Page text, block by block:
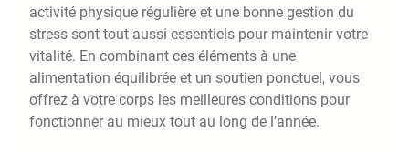
activité physique régulière et une bonne gestion du
stress sont tout aussi essentiels pour maintenir votre
vitalité. En combinant ces éléments à une
alimentation équilibrée et un soutien ponctuel, vous
offrez à votre corps les meilleures conditions pour
fonctionner au mieux tout au long de l’année.